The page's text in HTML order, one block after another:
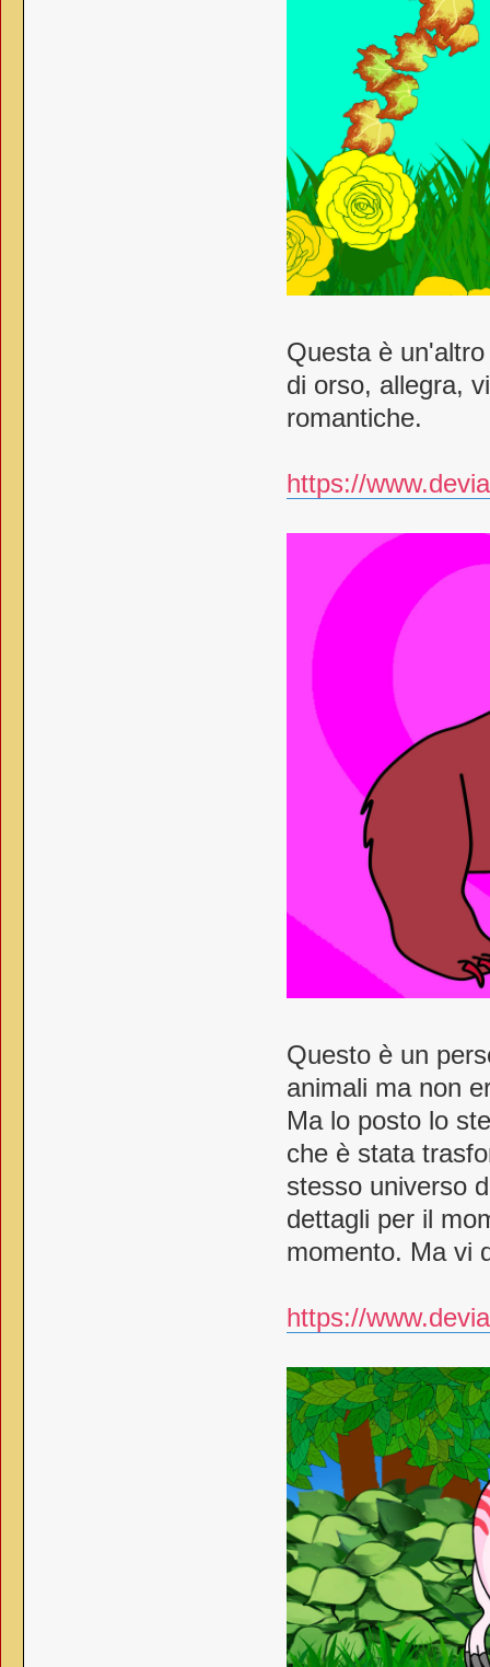
Questa è
di orso, allegra,
romantiche.
https://
Questo è un
animali ma non
Ma lo posto lo
che è stata
stesso universo
dettagli per il
momento. Ma vi
https://